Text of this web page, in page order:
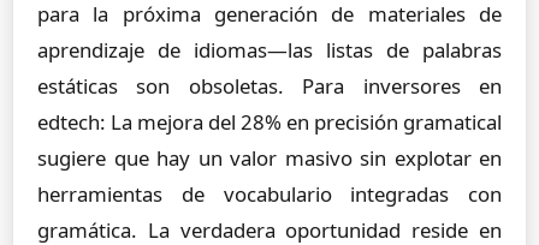
para la próxima generación de materiales de
aprendizaje de idiomas—las listas de palabras
estáticas son obsoletas. Para inversores en
edtech: La mejora del 28% en precisión gramatical
sugiere que hay un valor masivo sin explotar en
herramientas de vocabulario integradas con
gramática. La verdadera oportunidad reside en